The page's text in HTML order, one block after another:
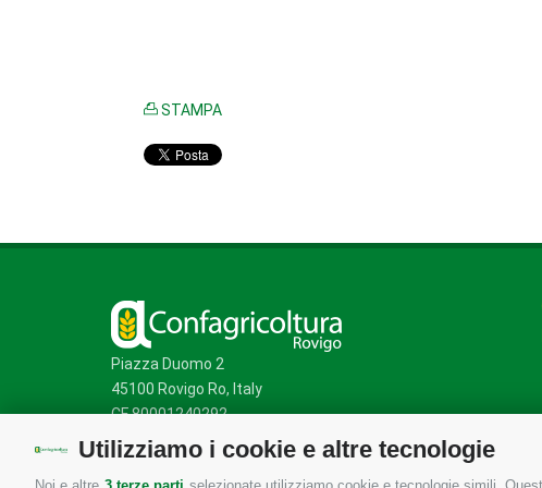
Utilizziamo i cookie e altre tecnologie
STAMPA
Piazza Duomo 2
45100 Rovigo Ro, Italy
CF 80001240292